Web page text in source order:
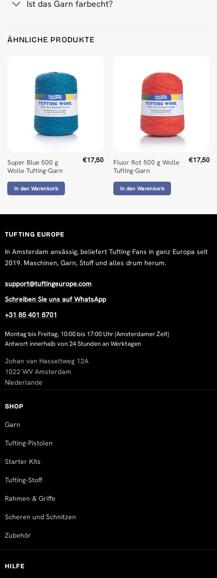
Ist das Garn farbecht?
Rating: 5/5
Good quality yarn at a great price!
Mon Jan 13 2025 15:19:55 GMT+0000 (Coordinated
ÄHNLICHE PRODUKTE
Super Blue 500 g
Wolle Tufting-Garn
€17,50
In den Warenkorb
Fluor Rot 500 g Wolle
Tufting-Garn
€17,50
In den Warenkorb
SHOP
Garn
Tufting-Pistolen
Starter Kits
Tufting-Stoff
Rahmen & Griffe
Scheren und Schnitzen
Zubehör
HILFE
TUFTING EUROPE
In Amsterdam ansässig, beliefert Tufting-Fans in ganz Europa seit
2019. Maschinen, Garn, Stoff und alles drum herum.
support@tuftingeurope.com
Schreiben Sie uns auf WhatsApp
+31 85 401 8701
Montag bis Freitag, 10:00 bis 17:00 Uhr (Amsterdamer Zeit)
Antwort innerhalb von 24 Stunden an Werktagen
Johan van Hasseltweg 12A
1022 WV Amsterdam
Niederlande